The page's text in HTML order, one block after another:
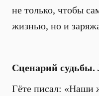
не только, чтобы
жизнью, но и
Сценарий судьбы.
Гёте писал: «Наши